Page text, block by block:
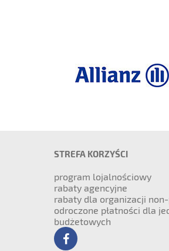
STREFA KORZYŚCI
program lojalnościowy
rabaty agencyjne
rabaty dla organizacji
odroczone płatności dla
budżetowych